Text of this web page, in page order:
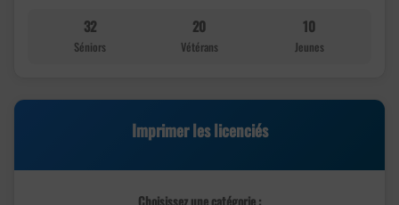
32
Séniors
20
Vétérans
10
Jeunes
Imprimer les licenciés
Choisissez une catégorie :